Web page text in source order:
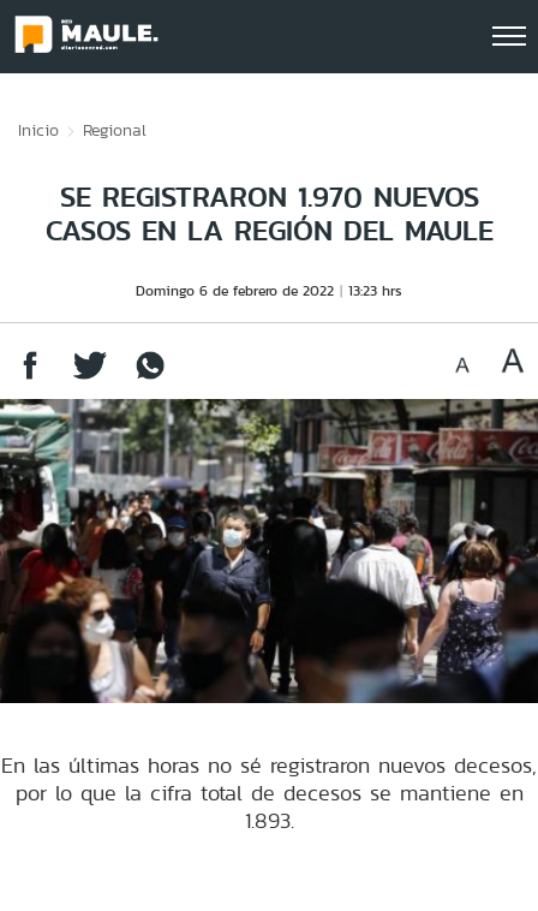
Inicio Regional
SE REGISTRARON 1.970 NUEVOS
CASOS EN LA REGIÓN DEL MAULE
Domingo 6 de febrero de 2022 13:23 hrs
En las últimas horas no sé registraron nuevos decesos,
por lo que la cifra total de decesos se mantiene en
1.893.